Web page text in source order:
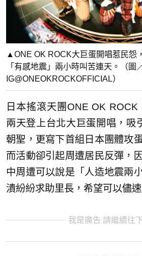
▲ONE OK ROCK大巨蛋開唱惹民怨
「有感地震」兩小時叫苦連天。（圖
IG@ONEOKROCKOFFICIAL）
日本搖滾天團ONE OK
兩天登上台北大巨蛋開唱，吸
朝聖，更寫下首組日本團體攻
而活動卻引起周遭居民反彈，
中周遭可以說是「人造地震兩
潰紛紛求助里長，希望可以儘速
我是廣告 請繼續往